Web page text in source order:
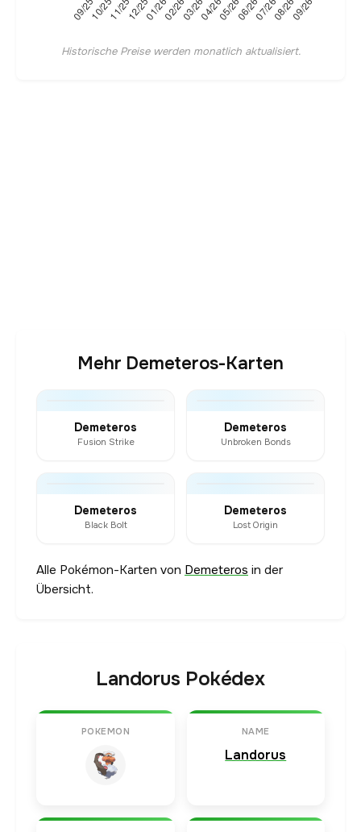
Historische Preise werden monatlich aktualisiert.
Mehr Demeteros-Karten
Demeteros
Fusion Strike
Demeteros
Unbroken Bonds
Demeteros
Black Bolt
Demeteros
Lost Origin
Alle Pokémon-Karten von Demeteros in der
Übersicht.
Landorus Pokédex
POKEMON NAME
Landorus